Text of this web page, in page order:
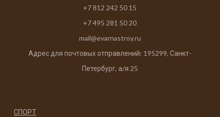
+7 812 242 50 15
+7 495 281 50 20
mail@evarnastroy.ru
Адрес для почтовых отправлений: 195299, Санкт-
Петербург, а/я 25
СПОРТ